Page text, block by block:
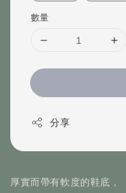
數量
分享
厚實而帶有軟度的鞋底，